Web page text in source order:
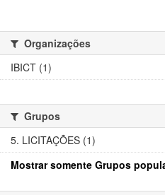
Organizações
IBICT (1)
Grupos
5. LICITAÇÕES (1)
Mostrar somente Grupos